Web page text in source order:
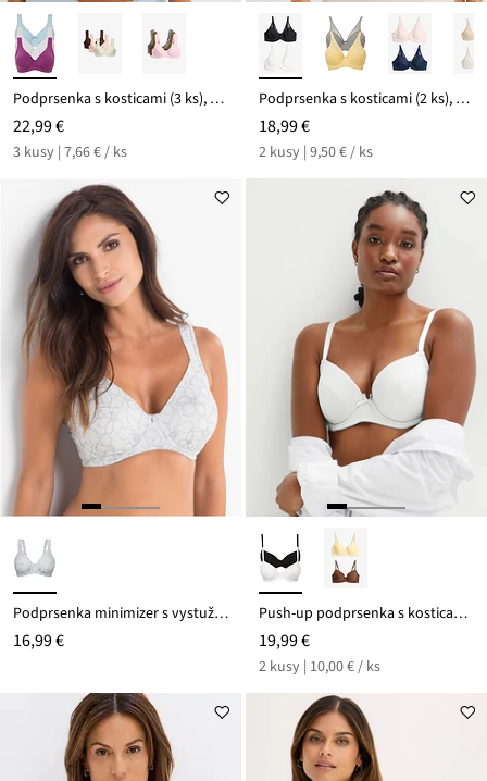
Podprsenka s kosticami (3 ks), s bio bavlnou
22,99 €
3 kusy | 7,66 € / ks
Podprsenka s kosticami (2 ks), so sieťovinou
18,99 €
2 kusy | 9,50 € / ks
Podprsenka minimizer s vystuženými kosticami
16,99 €
Push-up podprsenka s kosticami a bio bavlnou (2 ks v balení)
19,99 €
2 kusy | 10,00 € / ks